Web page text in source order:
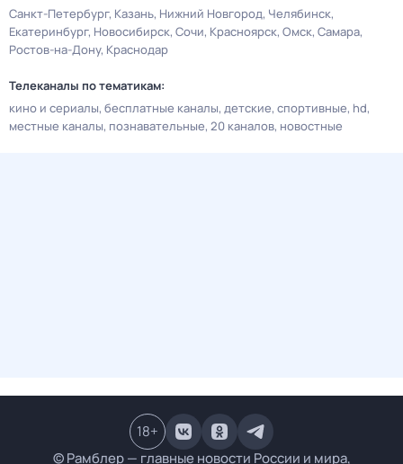
Санкт-Петербург Казань Нижний Новгород Челябинск
Екатеринбург Новосибирск Сочи Красноярск Омск Самара
Ростов-на-Дону Краснодар
Телеканалы по тематикам:
кино и сериалы бесплатные каналы детские спортивные hd
местные каналы познавательные 20 каналов новостные
© Рамблер — главные новости России и мира,
18+